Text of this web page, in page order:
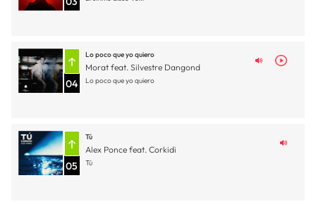
04
Lo poco que yo quiero
Morat feat. Silvestre Dangond
Lo poco que yo quiero
05
Tú
Alex Ponce feat. Corkidi
Tú